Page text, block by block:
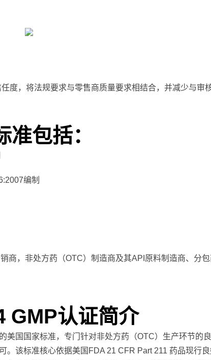
度，将法规要求与零售商质量要求相结合，并减少与审
包括：
编制
商，非处方药（OTC）制造商及其API原料制造商、分
GMP认证简介
国国家标准，专门针对非处方药（OTC）生产环节的良
该标准核心依据美国FDA 21 CFR Part 211 药品现行